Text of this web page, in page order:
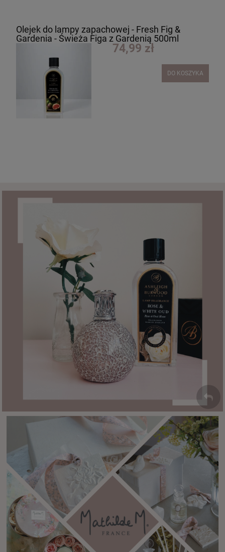
Olejek do lampy zapachowej - Fresh Fig &
Gardenia - Świeża Figa z Gardenią 500ml
74,99 zł
DO KOSZYKA